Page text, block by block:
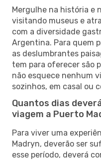
Mergulhe na história e
visitando museus e
com a diversidade
Argentina. Para quem
as deslumbrantes
tem para oferecer são
não esquece nenhum
sozinhos, em casal ou
Quantos dias
viagem a Puerto
Para viver uma
Madryn, deverão ser
esse período, deverá